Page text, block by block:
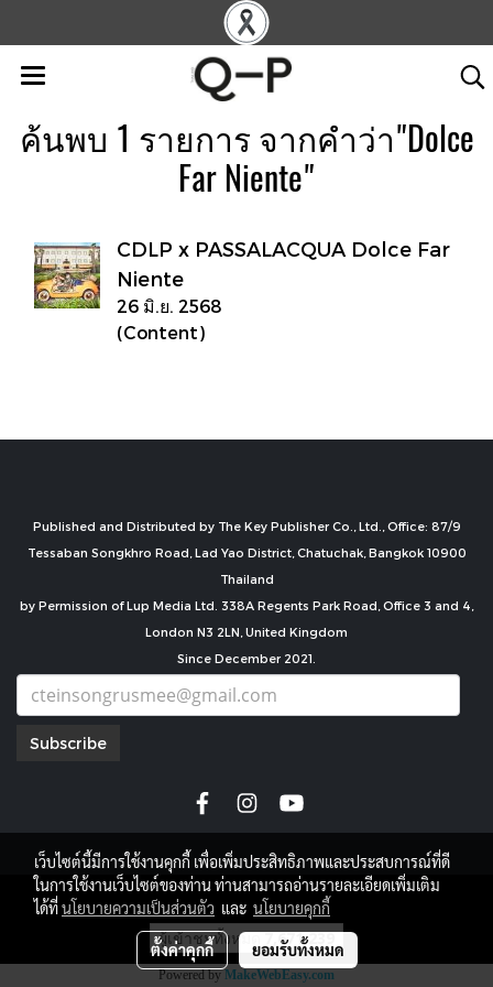
ค้นพบ 1 รายการ จากคำว่า"Dolce
Far Niente"
CDLP x PASSALACQUA Dolce Far
Niente
26 มิ.ย. 2568
(Content)
Published and Distributed by The Key Publisher Co., Ltd., Office: 87/9
Tessaban Songkhro Road, Lad Yao District, Chatuchak, Bangkok 10900
Thailand
by Permission of Lup Media Ltd. 338A Regents Park Road, Office 3 and 4,
London N3 2LN, United Kingdom
Since December 2021.
Subscribe
copyright by
ผู้เข้าชมทั้งหมด7,671,239
Powered byMakeWebEasy.com
เว็บไซต์นี้มีการใช้งานคุกกี้ เพื่อเพิ่มประสิทธิภาพและประสบการณ์ที่ดี
ในการใช้งานเว็บไซต์ของท่าน ท่านสามารถอ่านรายละเอียดเพิ่มเติม
ได้ที่นโยบายความเป็นส่วนตัว และ นโยบายคุกกี้
ตั้งค่าคุกกี้ ยอมรับทั้งหมด